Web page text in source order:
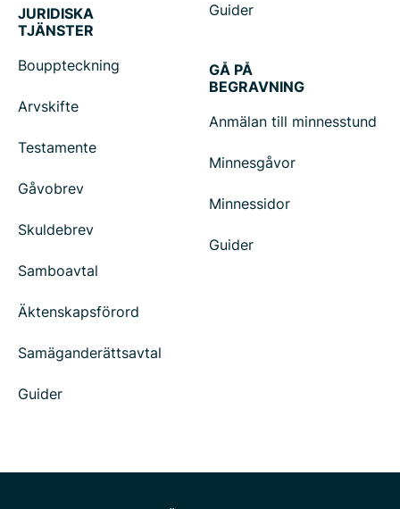
Guider
JURIDISKA
TJÄNSTER
Bouppteckning
Arvskifte
Testamente
Gåvobrev
Skuldebrev
Samboavtal
Äktenskapsförord
Samäganderättsavtal
Guider
GÅ PÅ
BEGRAVNING
Anmälan till minnesstund
Minnesgåvor
Minnessidor
Guider